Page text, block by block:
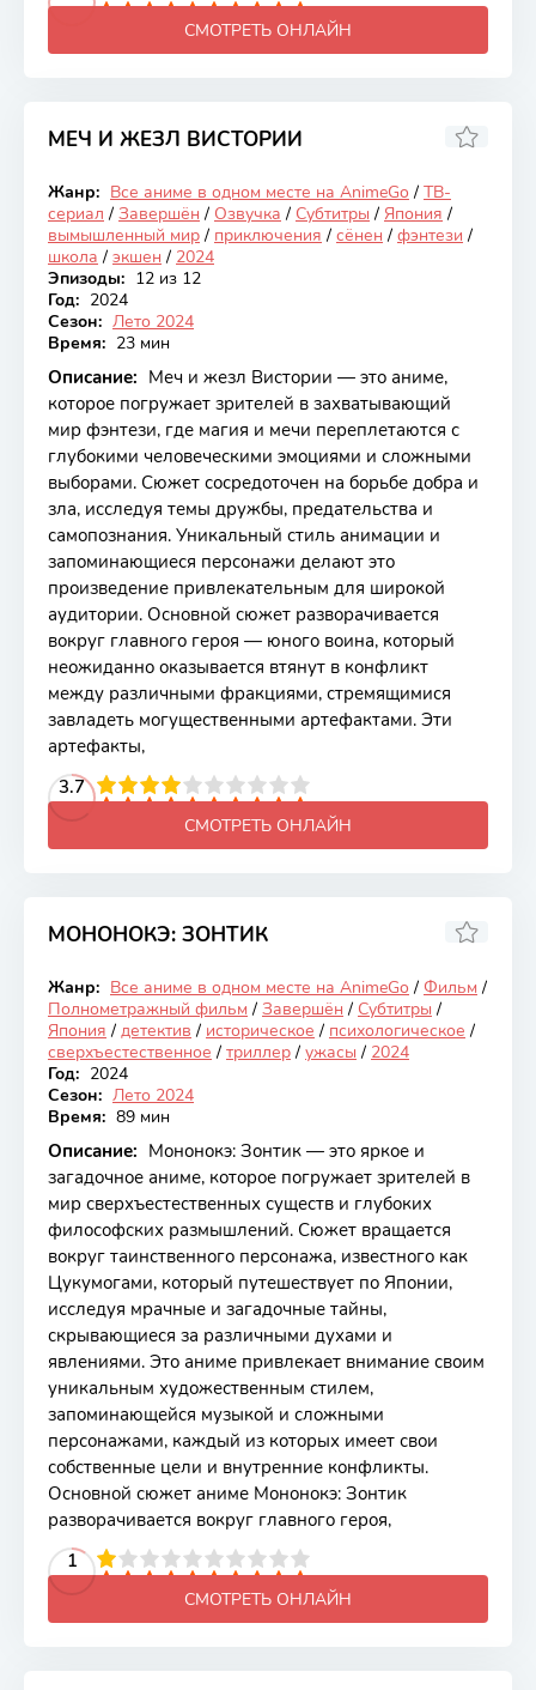
СМОТРЕТЬ ОНЛАЙН
МЕЧ И ЖЕЗЛ ВИСТОРИИ
Закончен
7.85
Жанр: Все аниме в одном месте на AnimeGo / ТВ-
сериал / Завершён / Озвучка / Субтитры / Япония /
вымышленный мир / приключения / сёнен / фэнтези /
школа / экшен / 2024
Эпизоды: 12 из 12
Год: 2024
Сезон: Лето 2024
Время: 23 мин
Описание: Меч и жезл Вистории — это аниме,
которое погружает зрителей в захватывающий
мир фэнтези, где магия и мечи переплетаются с
глубокими человеческими эмоциями и сложными
выборами. Сюжет сосредоточен на борьбе добра и
зла, исследуя темы дружбы, предательства и
самопознания. Уникальный стиль анимации и
запоминающиеся персонажи делают это
произведение привлекательным для широкой
аудитории. Основной сюжет разворачивается
вокруг главного героя — юного воина, который
неожиданно оказывается втянут в конфликт
между различными фракциями, стремящимися
завладеть могущественными артефактами. Эти
артефакты,
3.7
4 5 6 7 8 9 10
СМОТРЕТЬ ОНЛАЙН
МОНОНОКЭ: ЗОНТИК
Закончен
8.01
Жанр: Все аниме в одном месте на AnimeGo / Фильм /
Полнометражный фильм / Завершён / Субтитры /
Япония / детектив / историческое / психологическое /
сверхъестественное / триллер / ужасы / 2024
Год: 2024
Сезон: Лето 2024
Время: 89 мин
Описание: Мононокэ: Зонтик — это яркое и
загадочное аниме, которое погружает зрителей в
мир сверхъестественных существ и глубоких
философских размышлений. Сюжет вращается
вокруг таинственного персонажа, известного как
Цукумогами, который путешествует по Японии,
исследуя мрачные и загадочные тайны,
скрывающиеся за различными духами и
явлениями. Это аниме привлекает внимание своим
уникальным художественным стилем,
запоминающейся музыкой и сложными
персонажами, каждый из которых имеет свои
собственные цели и внутренние конфликты.
Основной сюжет аниме Мононокэ: Зонтик
разворачивается вокруг главного героя,
1
4 5 6 7 8 9 10
СМОТРЕТЬ ОНЛАЙН